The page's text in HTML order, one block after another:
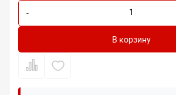
-
В корзину